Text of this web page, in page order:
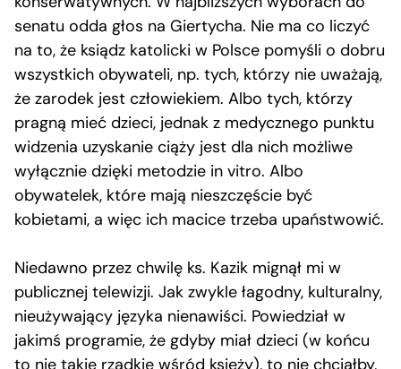
senatu odda głos na Giertycha. Nie ma co liczyć
na to, że ksiądz katolicki w Polsce pomyśli o dobru
wszystkich obywateli, np. tych, którzy nie uważają,
że zarodek jest człowiekiem. Albo tych, którzy
pragną mieć dzieci, jednak z medycznego punktu
widzenia uzyskanie ciąży jest dla nich możliwe
wyłącznie dzięki metodzie in vitro. Albo
obywatelek, które mają nieszczęście być
kobietami, a więc ich macice trzeba upaństwowić.
Niedawno przez chwilę ks. Kazik mignął mi w
publicznej telewizji. Jak zwykle łagodny, kulturalny,
nieużywający języka nienawiści. Powiedział w
jakimś programie, że gdyby miał dzieci (w końcu
to nie takie rzadkie wśród księży), to nie chciałby,